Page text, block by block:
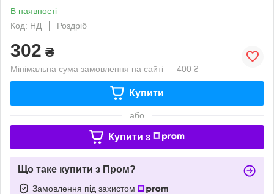
В наявності
Код: НД
Роздріб
302 ₴
Мінімальна сума замовлення на сайті — 400 ₴
Купити
або
Купити з
Що таке купити з Пром?
Замовлення під захистом